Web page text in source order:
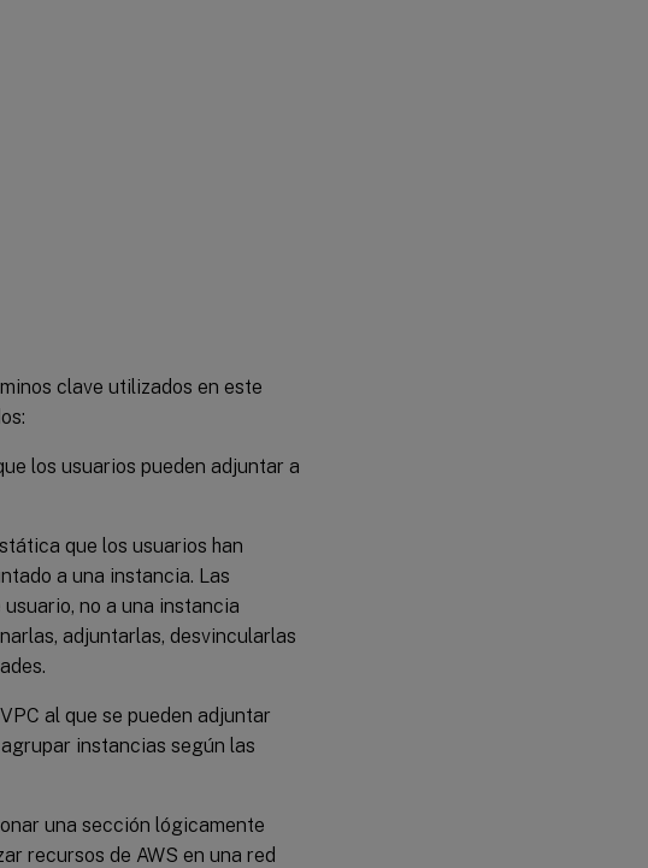
clave utilizados en este
los usuarios pueden adjuntar a
que los usuarios han
a una instancia. Las
no a una instancia
adjuntarlas, desvincularlas
al que se pueden adjuntar
instancias según las
una sección lógicamente
recursos de AWS en una red